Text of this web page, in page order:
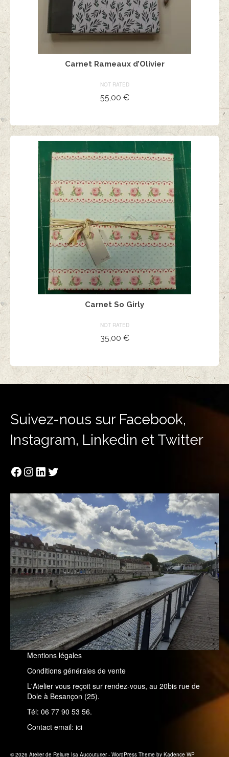
Carnet Rameaux d’Olivier
NOT RATED
55,00 €
Carnet So Girly
NOT RATED
35,00 €
Suivez-nous sur Facebook,
Instagram, Linkedin et Twitter
Facebook
Instagram
LinkedIn
Twitter
Mentions légales
Conditions générales de vente
L'Atelier vous reçoit sur rendez-vous, au 20bis rue de
Dole à Besançon (25).
Tél: 06 77 90 53 56.
Contact email: ici
© 2026 Atelier de Reliure Isa Aucouturier - WordPress Theme by Kadence WP